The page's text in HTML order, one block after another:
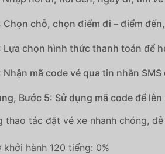
Chọn chỗ, chọn điểm đi – điểm
Lựa chọn hình thức thanh toán để
Nhận mã code vé qua tin nhắn
Bước 5: Sử dụng mã code để lên
thao tác đặt vé xe nhanh chóng,
khởi hành 120 tiếng: 0%